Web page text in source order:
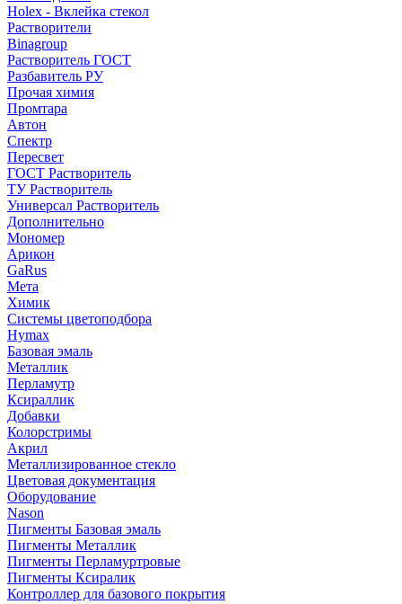
Holex - Вклейка стекол
Растворители
Binagroup
Растворитель ГОСТ
Разбавитель РУ
Прочая химия
Промтара
Автон
Спектр
Пересвет
ГОСТ Растворитель
ТУ Растворитель
Универсал Растворитель
Дополнительно
Мономер
Арикон
GaRus
Мета
Химик
Системы цветоподбора
Hymax
Базовая эмаль
Металлик
Перламутр
Ксираллик
Добавки
Колорстримы
Акрил
Металлизированное стекло
Цветовая документация
Оборудование
Nason
Пигменты Базовая эмаль
Пигменты Металлик
Пигменты Перламуртровые
Пигменты Ксиралик
Контроллер для базового покрытия